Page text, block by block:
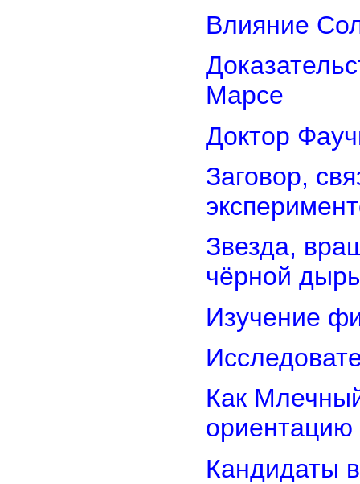
Влияние
Марсе
Доктор
Заговор,
Звезда,
чёрной
Изучение
Как
ориентацию
Кандидаты